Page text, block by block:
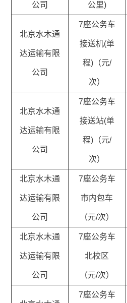
公司 公里)
北京水木通
达运输有限
公司
7座公务车
接送机(单
程)（元/
次）
北京水木通
达运输有限
公司
7座公务车
接送站(单
程)（元/
次）
北京水木通
达运输有限
公司
7座公务车
市内包车
（元/次）
北京水木通
达运输有限
公司
7座公务车
北校区
（元/次）
7座公务车